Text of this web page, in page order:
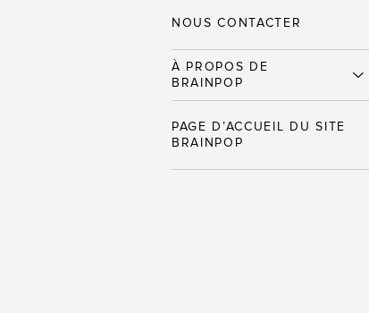
NOUS CONTACTER
À PROPOS DE
BRAINPOP
PAGE D’ACCUEIL DU SITE
BRAINPOP